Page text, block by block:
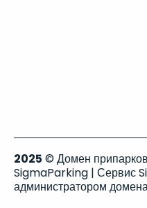
2025 © Домен
SigmaParking | Сервис
администратором